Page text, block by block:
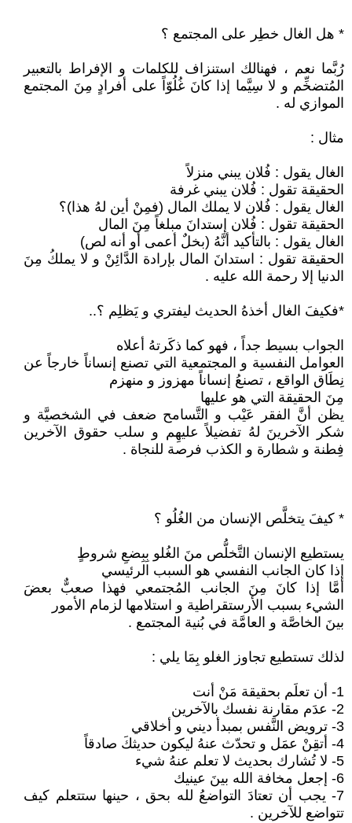
* هل الغال خطِر على المجتمع ؟
رُبَّما نعم ، فهنالك استنزاف للكلمات و الإفراط بالتعبير
المُتضخِّم و لا سِيَّما إذا كانَ غُلُوّاً على أفرادٍ مِنَ المجتمع
الموازي له .
مثال :
الغال يقول : فُلان يبني منزلاً
الحقيقة تقول : فُلان يبني غرفة
الغال يقول : فُلان لا يملك المال (فمِنْ أين لهُ هذا)؟
الحقيقة تقول : فُلان إستدانَ مبلغاً مِنَ المال
الغال يقول : بالتأكيد أنَّهُ (بخلٌ أعمى أو أنه لص)
الحقيقة تقول : استدانَ المال بإرادة الدَّائِنْ و لا يملكُ مِنَ
الدنيا إلا رحمة الله عليه .
*فكيفَ الغال أخذهُ الحديث ليفتري و يَظلِم ؟..
الجواب بسيط جداً ، فهو كما ذكَرتهُ أعلاه
العوامل النفسية و المجتمعية التي تصنع إنساناً خارجاً عن
نِطَاق الواقع ، تصنعُ إنساناً مهزوز و منهزم
مِنَ الحقيقة التي هو عليها
يظن أنَّ الفقر عَيْب و التَّسامح ضعف في الشخصيَّة و
شكر الآخرينَ لهُ تفضيلاً عليهِم و سلب حقوق الآخرين
فِطنة و شطارة و الكذب فرصة للنجاة .
* كيفَ يتخلَّص الإنسان من الغُلُو ؟
يستطيع الإنسان التَّخلُّص منَ الغُلو بِبِضعِ شروطٍ
إذا كان الجانب النفسي هو السبب الرئيسي
أمَّا إذا كانَ مِنَ الجانب المُجتمعي فهذا صعبٌّ بعضَ
الشيء بسبب الأرستقراطية و استلامها لزمام الأمور
بينَ الخاصَّة و العامَّة في بُنية المجتمع .
لذلك تستطيع تجاوز الغلو بِمَا يلي :
1- أن تعلَم بحقيقة مَنْ أنت
2- عدَم مقارنة نفسك بالآخرين
3- ترويض النَّفس بمبدأ ديني و أخلاقي
4- أتقِنْ عمَل و تحدّث عنهُ ليكون حديثكَ صادقاً
5- لا تُشارك بحديث لا تعلم عنهُ شيء
6- إجعل مخافة الله بينَ عينيك
7- يجب أن تعتادَ التواضعُ لله بحق ، حينها ستتعلم كيف
تتواضع للآخرين .